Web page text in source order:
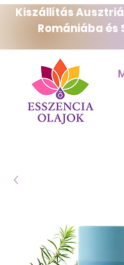
Kiszállítás
Romániába és